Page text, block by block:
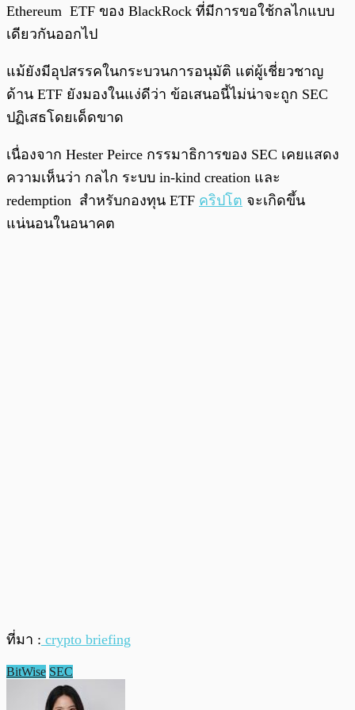
Ethereum ETF ของ BlackRock ที่มีการขอใช้กลไกแบบ
เดียวกันออกไป
แม้ยังมีอุปสรรคในกระบวนการอนุมัติ แต่ผู้เชี่ยวชาญ
ด้าน ETF ยังมองในแง่ดีว่า ข้อเสนอนี้ไม่น่าจะถูก SEC
ปฏิเสธโดยเด็ดขาด
เนื่องจาก Hester Peirce กรรมาธิการของ SEC เคยแสดง
ความเห็นว่า กลไก ระบบ in-kind creation และ
redemption สำหรับกองทุน ETF คริปโต จะเกิดขึ้น
แน่นอนในอนาคต
ที่มา : crypto briefing
BitWise SEC